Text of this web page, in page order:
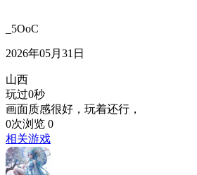
_5OoC
2026年05月31日
山西
玩过0秒
画面质感很好，玩着还行，
0次浏览 0
相关游戏